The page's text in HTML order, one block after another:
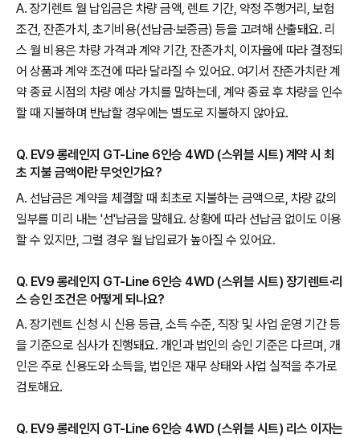
A. 장기렌트 월 납입금은 차량 금액, 렌트 기간, 약정 주행거리, 보험
조건, 잔존가치, 초기비용(선납금·보증금) 등을 고려해 산출돼요. 리
스 월 비용은 차량 가격과 계약 기간, 잔존가치, 이자율에 따라 결정되
어 상품과 계약 조건에 따라 달라질 수 있어요. 여기서 잔존가치란 계
약 종료 시점의 차량 예상 가치를 말하는데, 계약 종료 후 차량을 인수
할 때 지불하며 반납할 경우에는 별도로 지불하지 않아요.
Q. EV9 롱레인지 GT-Line 6인승 4WD (스위블 시트) 계약 시 최
초 지불 금액이란 무엇인가요?
A. 선납금은 계약을 체결할 때 최초로 지불하는 금액으로, 차량 값의
일부를 미리 내는 '선'납금을 말해요. 상황에 따라 선납금 없이도 이용
할 수 있지만, 그럴 경우 월 납입료가 높아질 수 있어요.
Q. EV9 롱레인지 GT-Line 6인승 4WD (스위블 시트) 장기렌트·리
스 승인 조건은 어떻게 되나요?
A. 장기렌트 신청 시 신용 등급, 소득 수준, 직장 및 사업 운영 기간 등
을 기준으로 심사가 진행돼요. 개인과 법인의 승인 기준은 다르며, 개
인은 주로 신용도와 소득을, 법인은 재무 상태와 사업 실적을 추가로
검토해요.
Q. EV9 롱레인지 GT-Line 6인승 4WD (스위블 시트) 리스 이자는